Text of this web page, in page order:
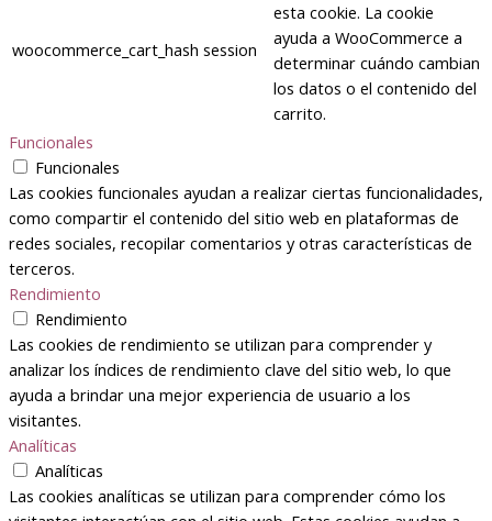
woocommerce_cart_hash session
esta cookie. La cookie
ayuda a WooCommerce a
determinar cuándo cambian
los datos o el contenido del
carrito.
Funcionales
Funcionales
Las cookies funcionales ayudan a realizar ciertas funcionalidades,
como compartir el contenido del sitio web en plataformas de
redes sociales, recopilar comentarios y otras características de
terceros.
Rendimiento
Rendimiento
Las cookies de rendimiento se utilizan para comprender y
analizar los índices de rendimiento clave del sitio web, lo que
ayuda a brindar una mejor experiencia de usuario a los
visitantes.
Analíticas
Analíticas
Las cookies analíticas se utilizan para comprender cómo los